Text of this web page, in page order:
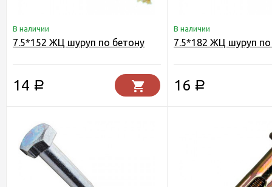
В наличии
7.5*152 ЖЦ шуруп по бетону
14 Р
В наличии
7.5*182 ЖЦ шуруп по
16 Р